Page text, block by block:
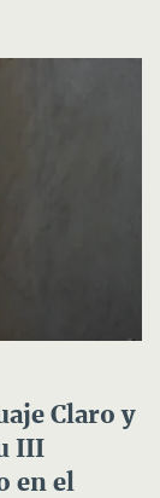
Claro y
III
en el